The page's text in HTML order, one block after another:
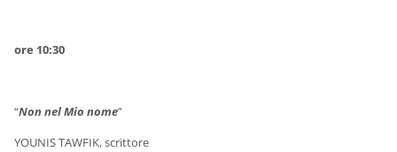
ore 10:30
“Non nel Mio nome”
YOUNIS TAWFIK, scrittore